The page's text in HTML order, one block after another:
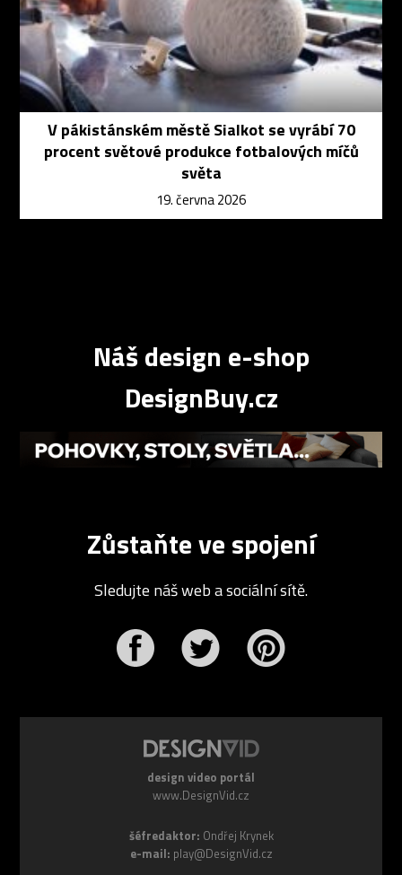
V pákistánském městě Sialkot se vyrábí 70
procent světové produkce fotbalových míčů
světa
19. června 2026
Náš design e-shop
DesignBuy.cz
Zůstaňte ve spojení
Sledujte náš web a sociální sítě.
design video portál
www.DesignVid.cz
šéfredaktor: Ondřej Krynek
e-mail: play@DesignVid.cz